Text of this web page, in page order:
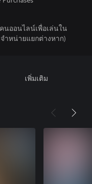
นออนไลน์เพื่อเล่นใน
าหน่ายแยกต่างหาก)
เพิ่มเติม